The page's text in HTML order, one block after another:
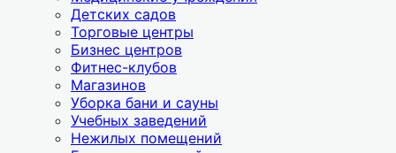
Детских садов
Торговые центры
Бизнес центров
Фитнес-клубов
Магазинов
Уборка бани и сауны
Учебных заведений
Нежилых помещений